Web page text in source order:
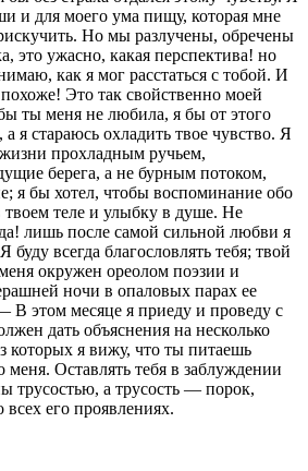
и для моего ума пищу, которая мне
Но мы разлучены, обречены
это ужасно, какая перспектива! но
как я мог расстаться с тобой. И
Это так свойственно моей
ты меня не любила, я бы от этого
я стараюсь охла­дить твое чувство. Я
прохладным ручьем,
берега, а не бурным потоком,
я бы хотел, чтобы воспоминание обо
теле и улыбку в душе. Не
лишь после самой сильной любви я
буду всегда благо­словлять тебя; твой
меня окружен ореолом поэзии и
ночи в опаловых парах ее
В этом месяце я приеду и проведу с
дать объяснения на несколько
которых я вижу, что ты питаешь
Оставлять тебя в заблуждении
трусостью, а трусость — порок,
его проявлениях.